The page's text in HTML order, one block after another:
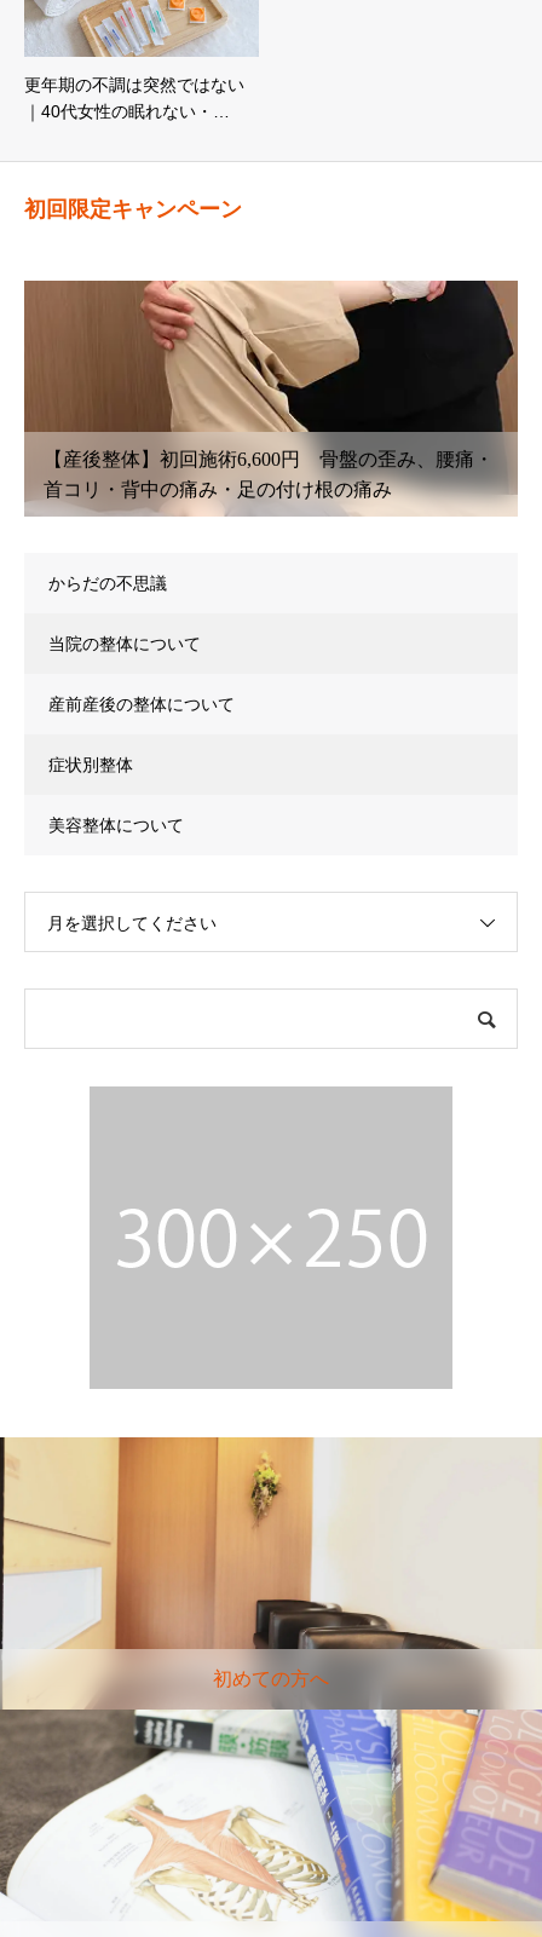
更年期の不調は突然ではない
｜40代女性の眠れない・…
初回限定キャンペーン
腰痛・
【鍼灸初回治療】6,600円〜 腰痛・坐骨神経痛
こり・首こり・頭痛・眼精疲労
からだの不思議
当院の整体について
産前産後の整体について
症状別整体
美容整体について
月を選択してください
初めての方へ